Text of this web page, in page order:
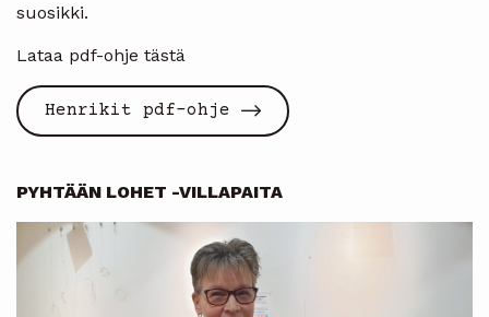
suosikki.
Lataa pdf-ohje tästä
Henrikit pdf-ohje
PYHTÄÄN LOHET -VILLAPAITA